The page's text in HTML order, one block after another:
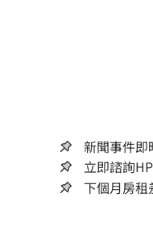
新聞事件
立即諮詢
下個月房